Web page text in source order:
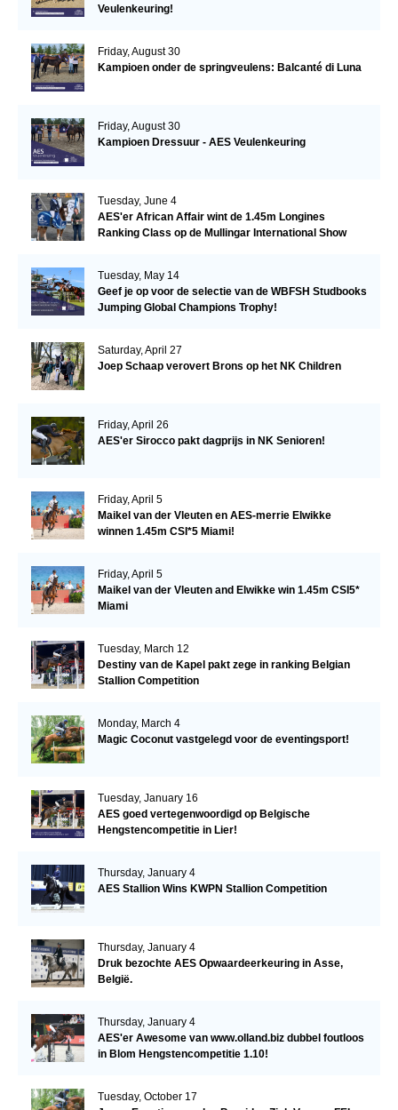
Veulenkeuring!
Friday, August 30
Kampioen onder de springveulens: Balcanté di Luna
Friday, August 30
Kampioen Dressuur - AES Veulenkeuring
Tuesday, June 4
AES'er African Affair wint de 1.45m Longines
Ranking Class op de Mullingar International Show
Tuesday, May 14
Geef je op voor de selectie van de WBFSH Studbooks
Jumping Global Champions Trophy!
Saturday, April 27
Joep Schaap verovert Brons op het NK Children
Friday, April 26
AES'er Sirocco pakt dagprijs in NK Senioren!
Friday, April 5
Maikel van der Vleuten en AES-merrie Elwikke
winnen 1.45m CSI*5 Miami!
Friday, April 5
Maikel van der Vleuten and Elwikke win 1.45m CSI5*
Miami
Tuesday, March 12
Destiny van de Kapel pakt zege in ranking Belgian
Stallion Competition
Monday, March 4
Magic Coconut vastgelegd voor de eventingsport!
Tuesday, January 16
AES goed vertegenwoordigd op Belgische
Hengstencompetitie in Lier!
Thursday, January 4
AES Stallion Wins KWPN Stallion Competition
Thursday, January 4
Druk bezochte AES Opwaardeerkeuring in Asse,
België.
Thursday, January 4
AES'er Awesome van www.olland.biz dubbel foutloos
in Blom Hengstencompetitie 1.10!
Tuesday, October 17